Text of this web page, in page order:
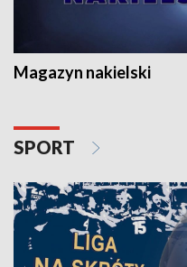
Magazyn nakielski
SPORT